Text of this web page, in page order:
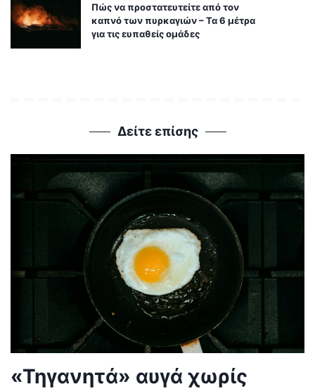
Πώς να προστατευτείτε από τον
καπνό των πυρκαγιών – Τα 6 μέτρα
για τις ευπαθείς ομάδες
Δείτε επίσης
«Τηγανητά» αυγά χωρίς